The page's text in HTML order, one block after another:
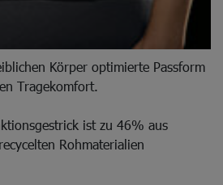
Körper optimierte Passform
Tragekomfort.
ist zu 46% aus
Rohmaterialien